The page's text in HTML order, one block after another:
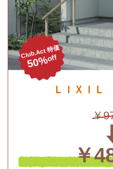
Club.Act 特価
50%off
ＬＩＸＩＬ
￥
￥